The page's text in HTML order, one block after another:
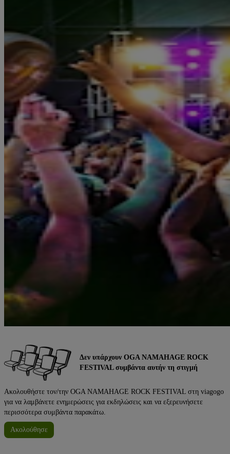
Δεν υπάρχουν OGA NAMAHAGE ROCK
FESTIVAL συμβάντα αυτήν τη στιγμή
Ακολουθήστε τον/την OGA NAMAHAGE ROCK FESTIVAL στη viagogo
για να λαμβάνετε ενημερώσεις για εκδηλώσεις και να εξερευνήσετε
περισσότερα συμβάντα παρακάτω.
Ακολούθησε